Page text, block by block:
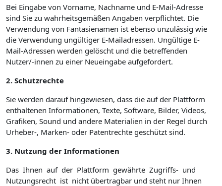
Bei Eingabe von Vorname, Nachname und E-Mail-Adresse
sind Sie zu wahrheitsgemäßen Angaben verpflichtet. Die
Verwendung von Fantasienamen ist ebenso unzulässig wie
die Verwendung ungültiger E-Mailadressen. Ungültige E-
Mail-Adressen werden gelöscht und die betreffenden
Nutzer/-innen zu einer Neueingabe aufgefordert.
2. Schutzrechte
Sie werden darauf hingewiesen, dass die auf der Plattform
enthaltenen Informationen, Texte, Software, Bilder, Videos,
Grafiken, Sound und andere Materialien in der Regel durch
Urheber-, Marken- oder Patentrechte geschützt sind.
3. Nutzung der Informationen
Das Ihnen auf der Plattform gewährte Zugriffs- und
Nutzungsrecht ist nicht übertragbar und steht nur Ihnen